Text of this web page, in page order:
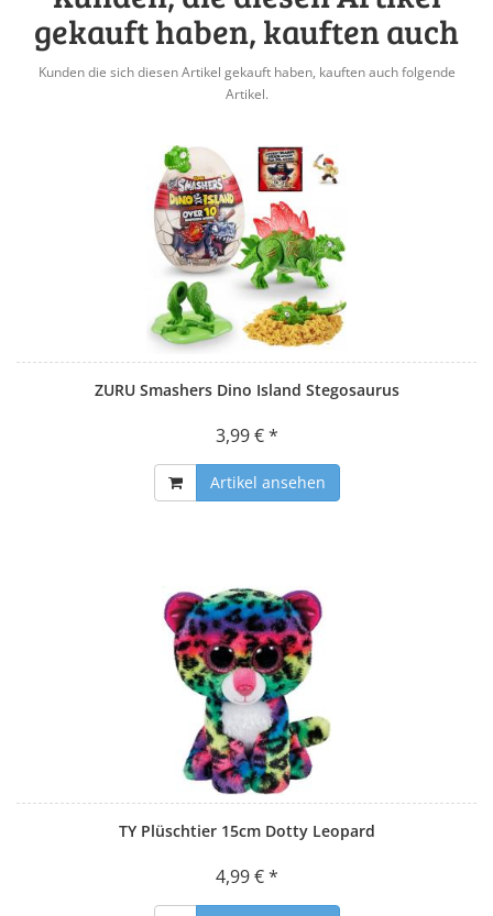
gekauft haben, kauften auch
Kunden die sich diesen Artikel gekauft haben, kauften auch folgende
Artikel.
ZURU Smashers Dino Island Stegosaurus
3,99 € *
Artikel ansehen
TY Plüschtier 15cm Dotty Leopard
4,99 € *